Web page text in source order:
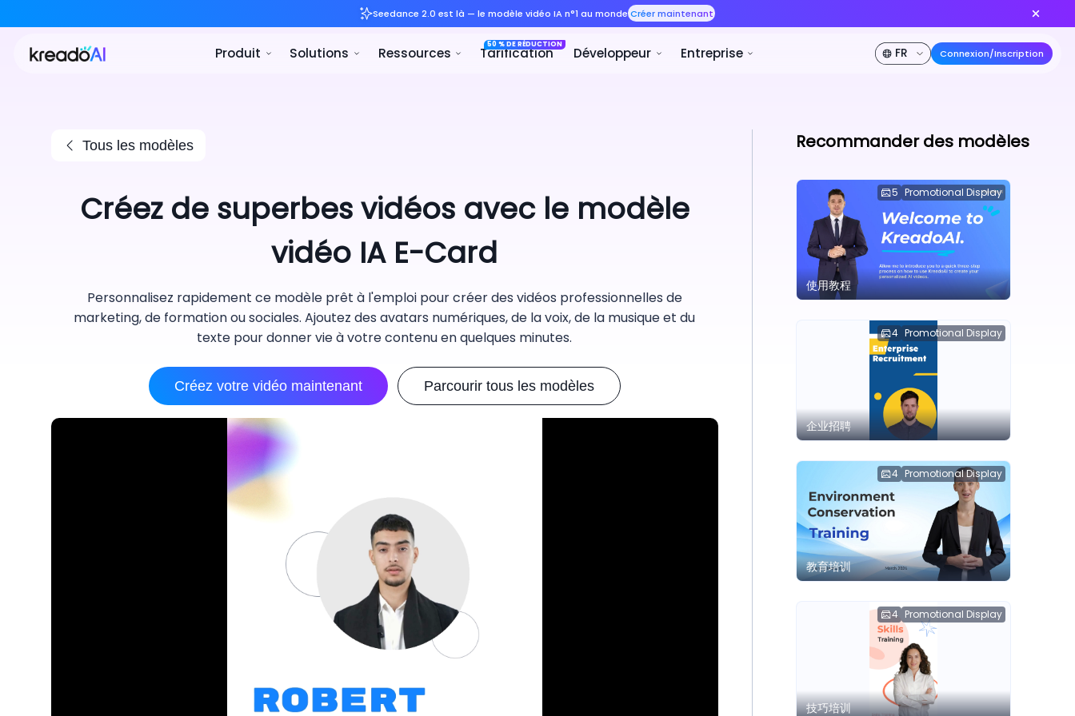
Seedance 2.0 est là — le modèle vidéo IA n°1 au monde
50 % DE RÉDUCTION
Tous les modèles
Créez de superbes vidéos avec le modèle
vidéo IA E-Card
Personnalisez rapidement ce modèle prêt à l'emploi pour créer des vidéos professionnelles de
marketing, de formation ou sociales. Ajoutez des avatars numériques, de la voix, de la musique et du
texte pour donner vie à votre contenu en quelques minutes.
Créez votre vidéo maintenant Parcourir tous les modèles
Recommander des modèles
5 Promotional Display
使用教程
4 Promotional Display
企业招聘
4 Promotional Display
教育培训
4 Promotional Display
技巧培训